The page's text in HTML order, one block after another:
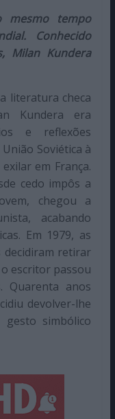
mesmo tempo
Conhecido
Milan Kundera
literatura checa
Kundera era
e reflexões
Soviética à
em França.
cedo impôs a
chegou a
acabando
Em 1979, as
decidiram retirar
escritor passou
Quarenta anos
devolver-lhe
gesto simbólico